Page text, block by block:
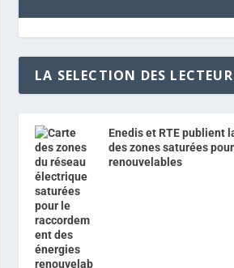
LA SELECTION DES
Enedis et RTE publient
des zones saturées
renouvelables